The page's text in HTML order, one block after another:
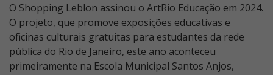
O Shopping Leblon assinou o ArtRio Educação em 2024.
O projeto, que promove exposições educativas e
oficinas culturais gratuitas para estudantes da rede
pública do Rio de Janeiro, este ano aconteceu
primeiramente na Escola Municipal Santos Anjos,